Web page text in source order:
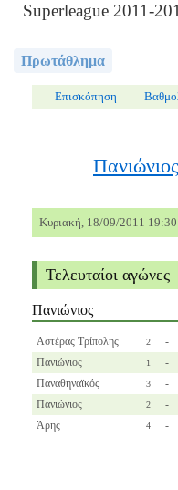
Superleague 2011-
Πρωτάθλημα
Επισκόπηση
Πανιώνιος
Κυριακή, 18/09/2011 19:30
Τελευταίοι αγώνες
Πανιώνιος
Αστέρας Τρίπολης 2 -
Πανιώνιος
1 -
Παναθηναϊκός
3 -
Πανιώνιος
2 -
Άρης
4 -